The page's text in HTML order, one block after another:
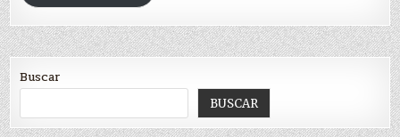
Buscar
BUSCAR